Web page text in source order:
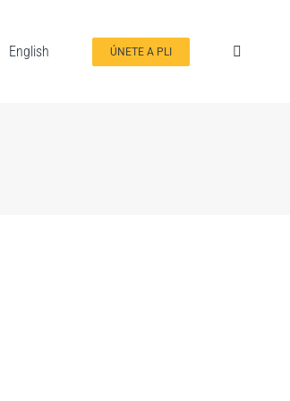
English ÚNETE A PLI